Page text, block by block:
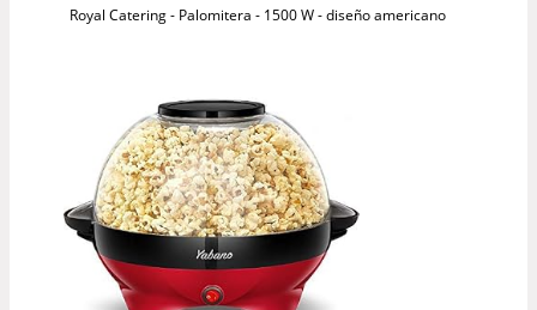
Royal Catering - Palomitera - 1500 W - diseño americano